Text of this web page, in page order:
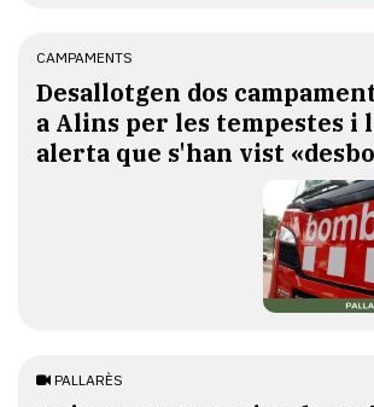
CAMPAMENTS
​Desallotgen dos
a Alins per les tempestes i
alerta que s'han vist
PALLARÈS